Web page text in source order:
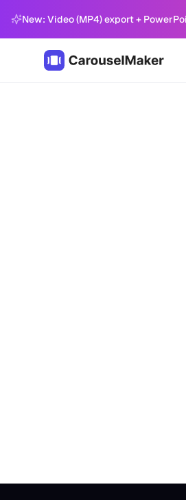
New: Video (MP4) export +